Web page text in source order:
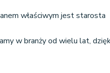
właściwym jest starosta
w branży od wielu lat,